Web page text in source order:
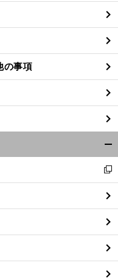
A
・
・
・
/
る
の事項
閉
る
新
し
い
ウ
ィ
ン
ド
ウ
で